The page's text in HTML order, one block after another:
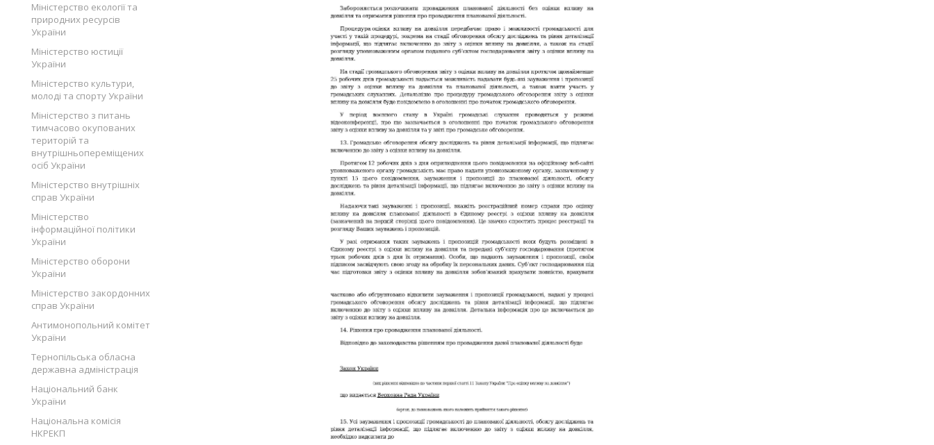
Міністерство екології та
природних ресурсів
України
Міністерство юстиції
України
Міністерство культури,
молоді та спорту України
Міністерство з питань
тимчасово окупованих
територій та
внутрішньопереміщених
осіб України
Міністерство внутрішніх
справ України
Міністерство
інформаційної політики
України
Міністерство оборони
України
Міністерство закордонних
справ України
Антимонопольний комітет
України
Тернопільська обласна
державна адміністрація
Національний банк
України
Національна комісія
НКРЕКП